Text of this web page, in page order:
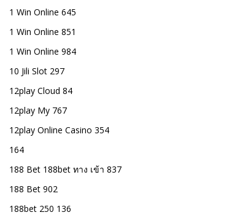
1 Win Online 645
1 Win Online 851
1 Win Online 984
10 Jili Slot 297
12play Cloud 84
12play My 767
12play Online Casino 354
164
188 Bet 188bet ทาง เข้า 837
188 Bet 902
188bet 250 136